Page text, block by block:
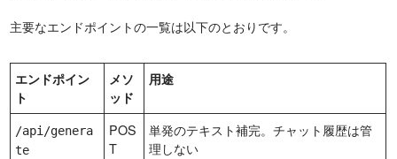
主要なエンドポイントの一覧は以下のとおりです。
エンドポイン
ト
メソ
ッド
用途
/api/genera
te
POS
T
単発のテキスト補完。チャット履歴は管
理しない